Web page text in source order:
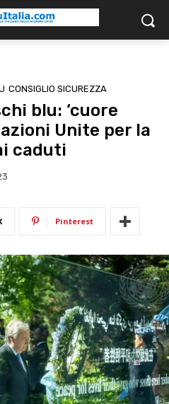
CONSIGLIO SICUREZZA
blu: ‘cuore
Unite per la
caduti
Pinterest